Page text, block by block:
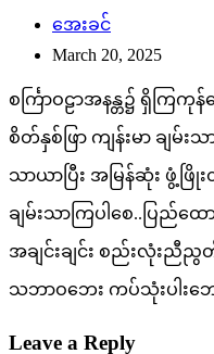
အေးခင်
March 20, 2025
စင်္ကြာဝဠာအနန္တ၌ ရှိကြ
စိတ်နှစ်ဖြာ ကျန်းမာ ချမ်းသ
သာယာပြီး အမြန်ဆုံး ဖွံ့ဖြို
ချမ်းသာကြပါစေ..ပြည်ထ
အချင်းချင်း စည်းလုံးညီညွတ်
သဘာဝဘေး ကပ်သုံးပါးဘ
Leave a Reply